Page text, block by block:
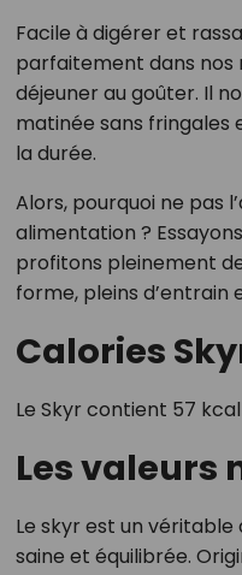
Facile à digérer et
parfaitement dans nos
déjeuner au goûter. Il
matinée sans fringales
la durée.
Alors, pourquoi ne pas
alimentation ?
profitons pleinement
forme, pleins d’entrain
Calories
Le Skyr contient 57
Les valeurs
Le skyr est un
saine et équilibrée.